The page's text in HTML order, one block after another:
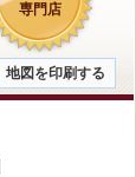
専門店
地図を印刷する